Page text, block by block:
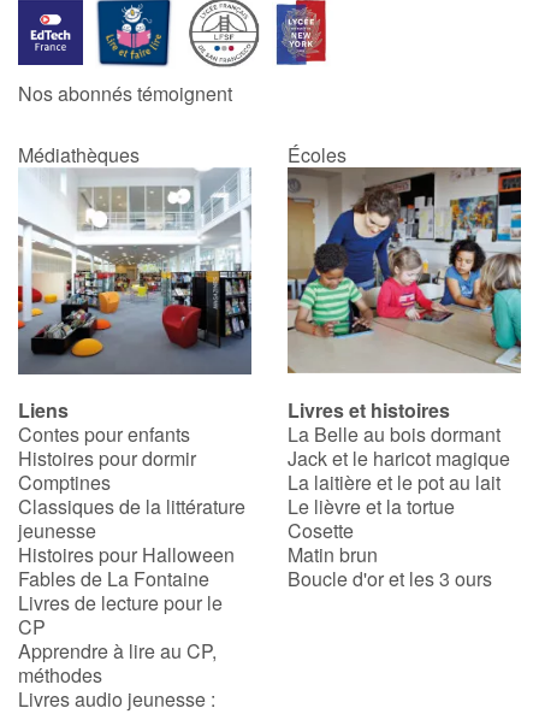
Nos abonnés témoignent
Médiathèques Écoles
Liens
Contes pour enfants
Histoires pour dormir
Comptines
Classiques de la littérature
jeunesse
Histoires pour Halloween
Fables de La Fontaine
Livres de lecture pour le
CP
Apprendre à lire au CP,
méthodes
Livres audio jeunesse :
Livres et histoires
La Belle au bois dormant
Jack et le haricot magique
La laitière et le pot au lait
Le lièvre et la tortue
Cosette
Matin brun
Boucle d'or et les 3 ours